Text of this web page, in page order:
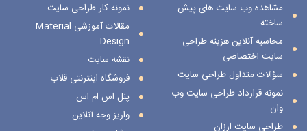
نمونه کار طراحی سایت
مقالات آموزشی Material
Design
نقشه سایت
فروشگاه اینترنتی قلاب
پنل اس ام اس
واریز وجه آنلاین
مشاهده وب سایت های پیش
ساخته
محاسبه آنلاین هزینه طراحی
سایت اختصاصی
سؤالات متداول طراحی سایت
نمونه قرارداد طراحی سایت وب
وان
طراحی سایت ارزان